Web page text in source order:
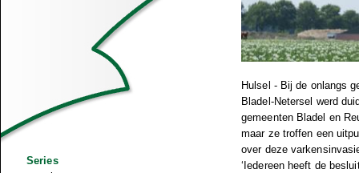
Series
Hulsel - Bij de onlangs
Bladel-Netersel werd
gemeenten Bladel en
maar ze troffen een
over deze
‘Iedereen heeft de